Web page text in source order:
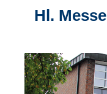
Hl. Messe